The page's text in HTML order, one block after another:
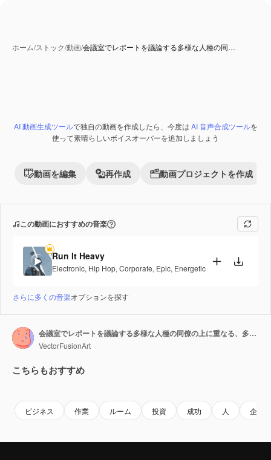
ホーム/ストック/動画/会議室でレポートを議論する多様な人種の同…
PremiumAI 生成コンテンツ
AI 動画生成ツールで独自の動画を作成したら、今度は AI 音声合成ツールを
使って素晴らしいボイスオーバーを追加しましょう
動画を編集 再作成 動画プロジェクトを作成
この動画におすすめの音楽
Run It Heavy
Electronic, Hip Hop, Corporate, Epic, Energetic
さらに多くの音楽オプションを探す
会議室でレポートを議論する多様な人種の同僚の上に重なる、多色グラフのアニメーション。
VectorFusionArt
こちらもおすすめ
ビジネス 作業 ルーム 投資 成功 人 企業の